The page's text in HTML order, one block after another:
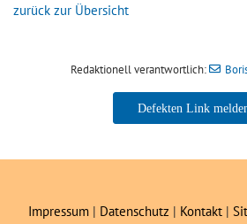
zurück zur Übersicht
Redaktionell verantwortlich:
Boris Angerer, LIBRA
Impressum | Datenschutz | Kontakt |